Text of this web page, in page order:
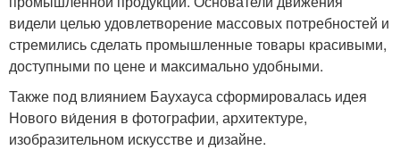
видели целью удовлетворение массовых потребностей и
стремились сделать промышленные товары красивыми,
доступными по цене и максимально удобными.
Также под влиянием Баухауса сформировалась идея
Нового ви́дения в фотографии, архитектуре,
изобразительном искусстве и дизайне.